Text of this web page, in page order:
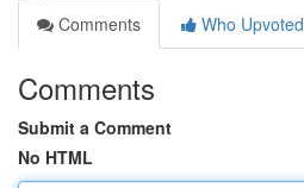
Comments
Who Upvoted
Comments
Submit a Comment
No HTML